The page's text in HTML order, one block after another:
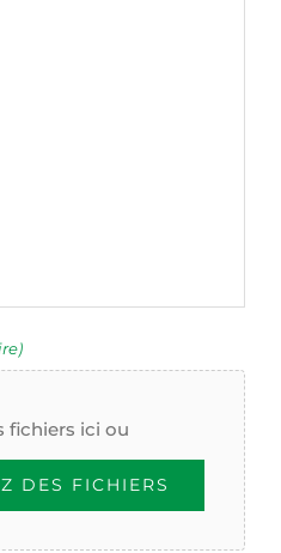
fichiers ici ou
DES FICHIERS